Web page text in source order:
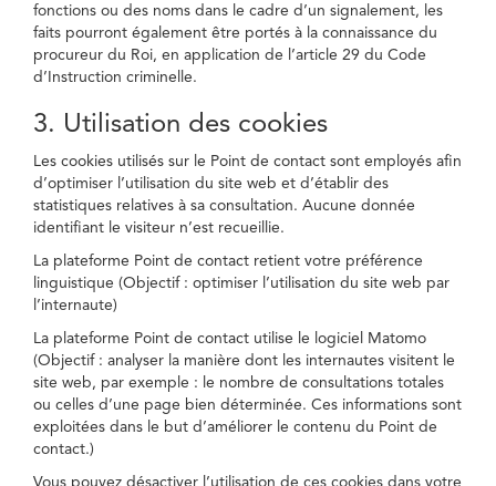
fonctions ou des noms dans le cadre d’un signalement, les
faits pourront également être portés à la connaissance du
procureur du Roi, en application de l’article 29 du Code
d’Instruction criminelle.
3. Utilisation des cookies
Les cookies utilisés sur le Point de contact sont employés afin
d’optimiser l’utilisation du site web et d’établir des
statistiques relatives à sa consultation. Aucune donnée
identifiant le visiteur n’est recueillie.
La plateforme Point de contact retient votre préférence
linguistique (Objectif : optimiser l’utilisation du site web par
l’internaute)
La plateforme Point de contact utilise le logiciel Matomo
(Objectif : analyser la manière dont les internautes visitent le
site web, par exemple : le nombre de consultations totales
ou celles d’une page bien déterminée. Ces informations sont
exploitées dans le but d’améliorer le contenu du Point de
contact.)
Vous pouvez désactiver l’utilisation de ces cookies dans votre